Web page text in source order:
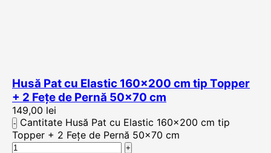
Husă Pat cu Elastic 160×200 cm tip Topper
+ 2 Fețe de Pernă 50×70 cm
149,00 lei
Cantitate Husă Pat cu Elastic 160x200 cm tip
Topper + 2 Fețe de Pernă 50x70 cm